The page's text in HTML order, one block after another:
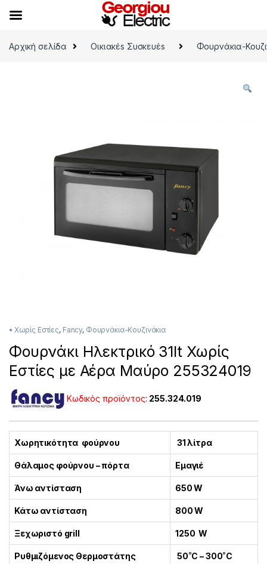
Αρχική σελίδα
Οικιακέs Συσκευέs Φουρνάκια-
• Χωρίς Εστίες, Fancy, Φουρνάκια-Κουζινάκια
Φουρνάκι Ηλεκτρικό 31lt Χωρίς
Εστίες με Αέρα Μαύρο 255324019
Κωδικός προϊόντος: 255.324.019
Χωρητικότητα φούρνου 31 λίτρα
Θάλαμος φούρνου – πόρτα Εμαγιέ
Άνω αντίσταση 650 W
Κάτω αντίσταση 800 W
Ξεχωριστό grill 1250 W
Ρυθμιζόμενος Θερμοστάτης 50˚C – 300˚C